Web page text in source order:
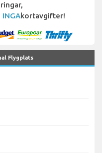
INGAkortavgifter!
Flygplats